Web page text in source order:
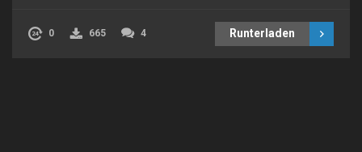
0 665 4 Runterladen